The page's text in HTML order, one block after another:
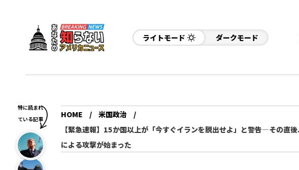
ライトモード ダークモード
HOME
米国政治
【緊急速報】15か国以上が「今すぐイランを脱出せよ」と警告—その直
による攻撃が始まった
特に読まれ
ている記事